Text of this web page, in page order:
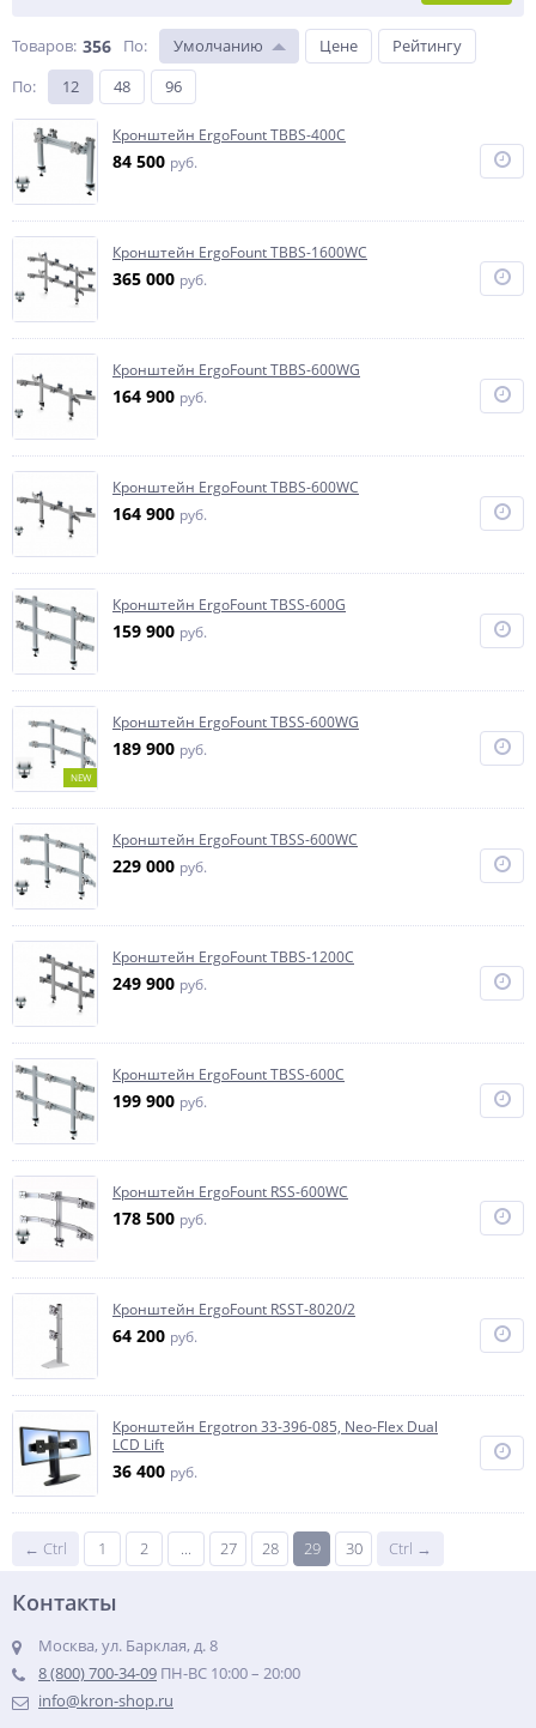
Товаров: 356 По: Умолчанию Цене
Рейтингу
По: 12 48 96
Кронштейн ErgoFount TBBS-400C
84 500 руб.
Кронштейн ErgoFount TBBS-1600WC
365 000 руб.
Кронштейн ErgoFount TBBS-600WG
164 900 руб.
Кронштейн ErgoFount TBBS-600WC
164 900 руб.
Кронштейн ErgoFount TBSS-600G
159 900 руб.
NEW
Кронштейн ErgoFount TBSS-600WG
189 900 руб.
Кронштейн ErgoFount TBSS-600WC
229 000 руб.
Кронштейн ErgoFount TBBS-1200C
249 900 руб.
Кронштейн ErgoFount TBSS-600C
199 900 руб.
Кронштейн ErgoFount RSS-600WC
178 500 руб.
Кронштейн ErgoFount RSST-8020/2
64 200 руб.
Кронштейн Ergotron 33-396-085, Neo-Flex Dual
LCD Lift
36 400 руб.
← Ctrl 1 2 ... 27 28 29 30 Ctrl →
Контакты
Москва, ул. Барклая, д. 8
8 (800) 700-34-09 ПН-ВС 10:00 – 20:00
info@kron-shop.ru